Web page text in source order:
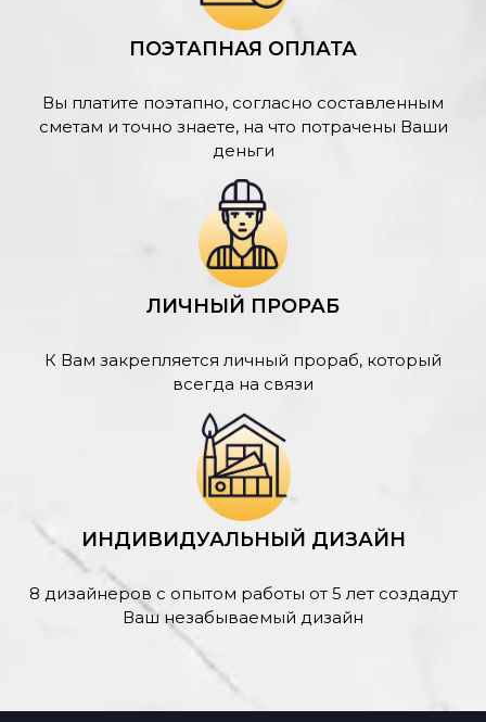
ПОЭТАПНАЯ ОПЛАТА
Вы платите поэтапно, согласно составленным
сметам и точно знаете, на что потрачены Ваши
деньги
ЛИЧНЫЙ ПРОРАБ
К Вам закрепляется личный прораб, который
всегда на связи
ИНДИВИДУАЛЬНЫЙ ДИЗАЙН
8 дизайнеров с опытом работы от 5 лет создадут
Ваш незабываемый дизайн